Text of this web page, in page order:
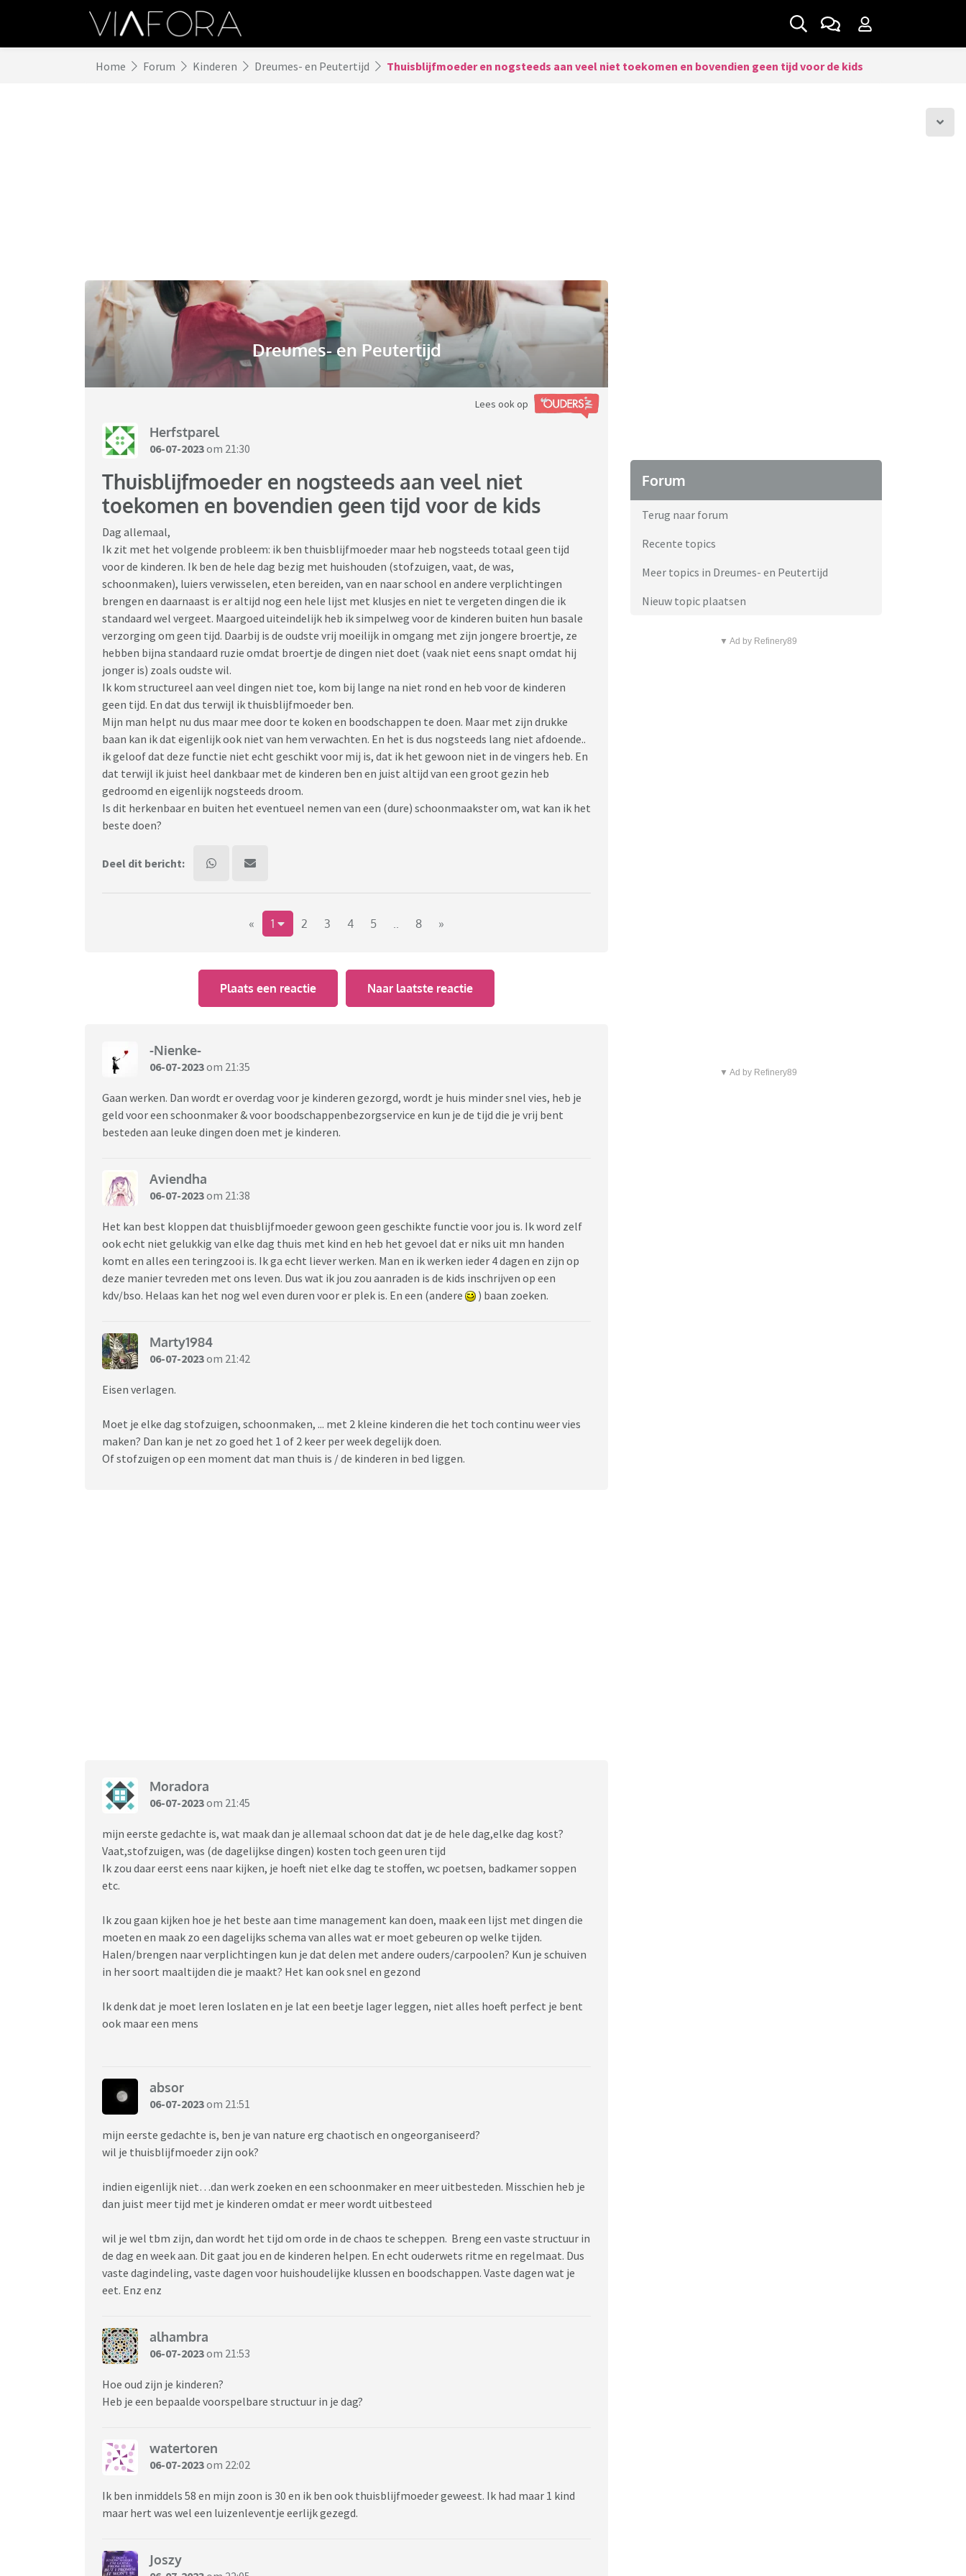
Home Forum Kinderen Dreumes- en Peutertijd Thuisblijfmoeder en nogsteeds aan veel niet toekomen en bovendien geen tijd voor de kids
Dreumes- en Peutertijd
Lees ook op
Herfstparel
06-07-2023om 21:30
Thuisblijfmoeder en nogsteeds aan veel niet
toekomen en bovendien geen tijd voor de kids
Dag allemaal,
Ik zit met het volgende probleem: ik ben thuisblijfmoeder maar heb nogsteeds totaal geen tijd
voor de kinderen. Ik ben de hele dag bezig met huishouden (stofzuigen, vaat, de was,
schoonmaken), luiers verwisselen, eten bereiden, van en naar school en andere verplichtingen
brengen en daarnaast is er altijd nog een hele lijst met klusjes en niet te vergeten dingen die ik
standaard wel vergeet. Maargoed uiteindelijk heb ik simpelweg voor de kinderen buiten hun basale
verzorging om geen tijd. Daarbij is de oudste vrij moeilijk in omgang met zijn jongere broertje, ze
hebben bijna standaard ruzie omdat broertje de dingen niet doet (vaak niet eens snapt omdat hij
jonger is) zoals oudste wil.
Ik kom structureel aan veel dingen niet toe, kom bij lange na niet rond en heb voor de kinderen
geen tijd. En dat dus terwijl ik thuisblijfmoeder ben.
Mijn man helpt nu dus maar mee door te koken en boodschappen te doen. Maar met zijn drukke
baan kan ik dat eigenlijk ook niet van hem verwachten. En het is dus nogsteeds lang niet afdoende..
ik geloof dat deze functie niet echt geschikt voor mij is, dat ik het gewoon niet in de vingers heb. En
dat terwijl ik juist heel dankbaar met de kinderen ben en juist altijd van een groot gezin heb
gedroomd en eigenlijk nogsteeds droom.
Is dit herkenbaar en buiten het eventueel nemen van een (dure) schoonmaakster om, wat kan ik het
beste doen?
Deel dit bericht:
« 1 2 3 4 5 .. 8 »
Plaats een reactie Naar laatste reactie
-Nienke-
06-07-2023om 21:35
Gaan werken. Dan wordt er overdag voor je kinderen gezorgd, wordt je huis minder snel vies, heb je
geld voor een schoonmaker & voor boodschappenbezorgservice en kun je de tijd die je vrij bent
besteden aan leuke dingen doen met je kinderen.
Aviendha
06-07-2023om 21:38
Het kan best kloppen dat thuisblijfmoeder gewoon geen geschikte functie voor jou is. Ik word zelf
ook echt niet gelukkig van elke dag thuis met kind en heb het gevoel dat er niks uit mn handen
komt en alles een teringzooi is. Ik ga echt liever werken. Man en ik werken ieder 4 dagen en zijn op
deze manier tevreden met ons leven. Dus wat ik jou zou aanraden is de kids inschrijven op een
kdv/bso. Helaas kan het nog wel even duren voor er plek is. En een (andere
) baan zoeken.
Marty1984
06-07-2023om 21:42
Eisen verlagen.
Moet je elke dag stofzuigen, schoonmaken, ... met 2 kleine kinderen die het toch continu weer vies
maken? Dan kan je net zo goed het 1 of 2 keer per week degelijk doen.
Of stofzuigen op een moment dat man thuis is / de kinderen in bed liggen.
Moradora
06-07-2023om 21:45
mijn eerste gedachte is, wat maak dan je allemaal schoon dat dat je de hele dag,elke dag kost?
Vaat,stofzuigen, was (de dagelijkse dingen) kosten toch geen uren tijd
Ik zou daar eerst eens naar kijken, je hoeft niet elke dag te stoffen, wc poetsen, badkamer soppen
etc.
Ik zou gaan kijken hoe je het beste aan time management kan doen, maak een lijst met dingen die
moeten en maak zo een dagelijks schema van alles wat er moet gebeuren op welke tijden.
Halen/brengen naar verplichtingen kun je dat delen met andere ouders/carpoolen? Kun je schuiven
in her soort maaltijden die je maakt? Het kan ook snel en gezond
Ik denk dat je moet leren loslaten en je lat een beetje lager leggen, niet alles hoeft perfect je bent
ook maar een mens
absor
06-07-2023om 21:51
mijn eerste gedachte is, ben je van nature erg chaotisch en ongeorganiseerd?
wil je thuisblijfmoeder zijn ook?
indien eigenlijk niet…dan werk zoeken en een schoonmaker en meer uitbesteden. Misschien heb je
dan juist meer tijd met je kinderen omdat er meer wordt uitbesteed
wil je wel tbm zijn, dan wordt het tijd om orde in de chaos te scheppen. Breng een vaste structuur in
de dag en week aan. Dit gaat jou en de kinderen helpen. En echt ouderwets ritme en regelmaat. Dus
vaste dagindeling, vaste dagen voor huishoudelijke klussen en boodschappen. Vaste dagen wat je
eet. Enz enz
alhambra
06-07-2023om 21:53
Hoe oud zijn je kinderen?
Heb je een bepaalde voorspelbare structuur in je dag?
watertoren
06-07-2023om 22:02
Ik ben inmiddels 58 en mijn zoon is 30 en ik ben ook thuisblijfmoeder geweest. Ik had maar 1 kind
maar hert was wel een luizenleventje eerlijk gezegd.
Joszy
Forum
Terug naar forum
Recente topics
Meer topics in Dreumes- en Peutertijd
Nieuw topic plaatsen
▼ Ad by Refinery89
▼ Ad by Refinery89